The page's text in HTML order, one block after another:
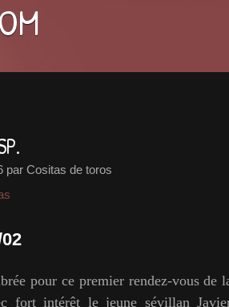
par Cositas de toros
pour ce premier rendez-vous de
fort intérêt le jeune sévillan